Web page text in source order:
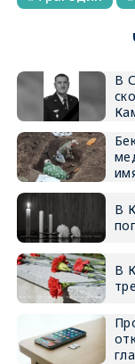
В
В
В